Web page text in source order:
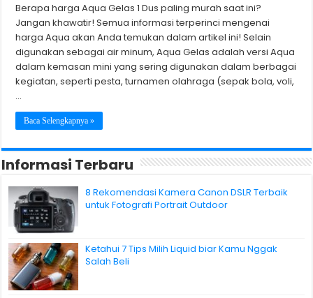
Berapa harga Aqua Gelas 1 Dus paling murah saat ini?
Jangan khawatir! Semua informasi terperinci mengenai
harga Aqua akan Anda temukan dalam artikel ini! Selain
digunakan sebagai air minum, Aqua Gelas adalah versi Aqua
dalam kemasan mini yang sering digunakan dalam berbagai
kegiatan, seperti pesta, turnamen olahraga (sepak bola, voli,
…
Baca Selengkapnya »
Informasi Terbaru
8 Rekomendasi Kamera Canon DSLR Terbaik
untuk Fotografi Portrait Outdoor
Ketahui 7 Tips Milih Liquid biar Kamu Nggak
Salah Beli